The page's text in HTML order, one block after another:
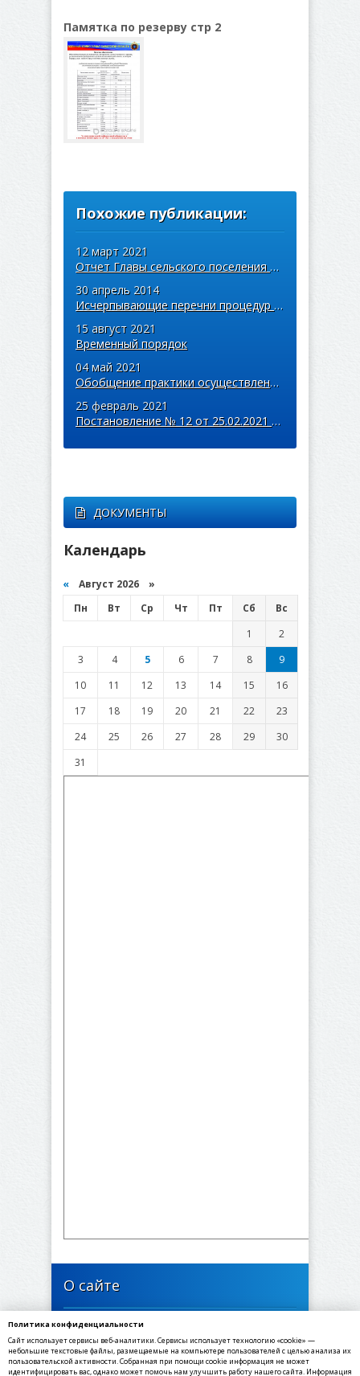
Памятка по резерву стр 2
Похожие публикации:
12 март 2021
Отчет Главы сельского поселения Арзамасцевка об итогах
30 апрель 2014
Исчерпывающие перечни процедур в сфере строительства и ЖКХ
15 август 2021
Временный порядок
04 май 2021
Обобщение практики осуществления муниципального контроля
25 февраль 2021
Постановление № 12 от 25.02.2021 года
ДОКУМЕНТЫ
Календарь
« Август 2026 »
Пн
Вт Ср Чт Пт Сб
Вс
1
2
3
4 5 6 7 8
9
10
11 12 13 14 15
16
17
18 19 20 21 22
23
24
25 26 27 28 29
30
31
О сайте
446637, Самарская область, Богатовский район,
село Арзамасцевка, Школьная улица, 24
Политика конфиденциальности
Сайт использует сервисы веб-аналитики. Сервисы использует технологию «cookie» —
небольшие текстовые файлы, размещаемые на компьютере пользователей с целью анализа их
пользовательской активности. Собранная при помощи cookie информация не может
идентифицировать вас, однако может помочь нам улучшить работу нашего сайта. Информация